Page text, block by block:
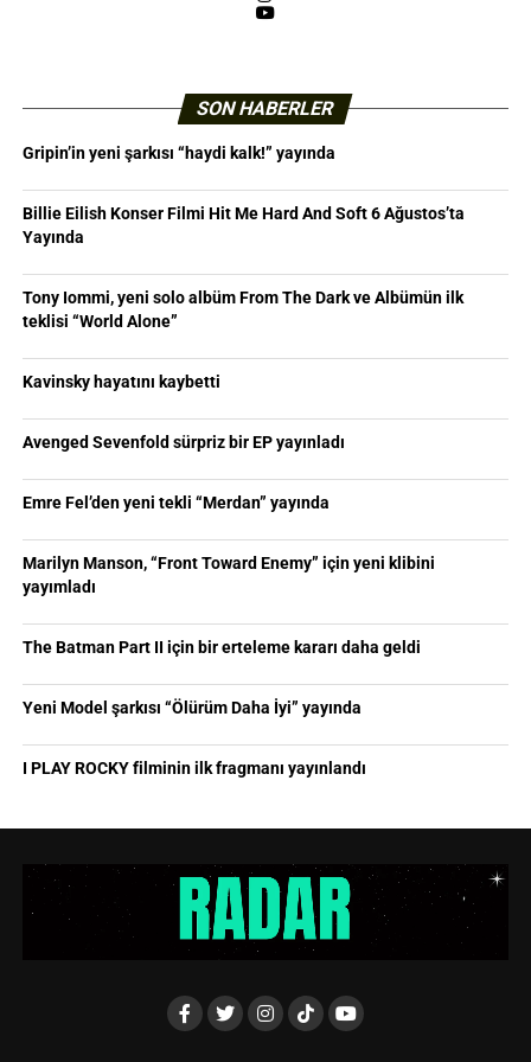
YouTube
SON HABERLER
Gripin’in yeni şarkısı “haydi kalk!” yayında
Billie Eilish Konser Filmi Hit Me Hard And Soft 6 Ağustos’ta
Yayında
Tony Iommi, yeni solo albüm From The Dark ve Albümün ilk
teklisi “World Alone”
Kavinsky hayatını kaybetti
Avenged Sevenfold sürpriz bir EP yayınladı
Emre Fel’den yeni tekli “Merdan” yayında
Marilyn Manson, “Front Toward Enemy” için yeni klibini
yayımladı
The Batman Part II için bir erteleme kararı daha geldi
Yeni Model şarkısı “Ölürüm Daha İyi” yayında
I PLAY ROCKY filminin ilk fragmanı yayınlandı